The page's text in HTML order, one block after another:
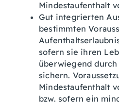
Mindestaufenthalt
Gut integrierten
bestimmten
sofern sie ihren
überwiegend
sichern.
Mindestaufenthalt
bzw. sofern ein